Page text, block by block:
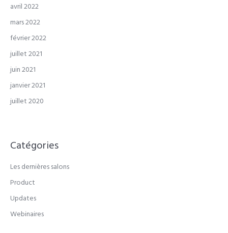
avril 2022
mars 2022
février 2022
juillet 2021
juin 2021
janvier 2021
juillet 2020
Catégories
Les dernières salons
Product
Updates
Webinaires